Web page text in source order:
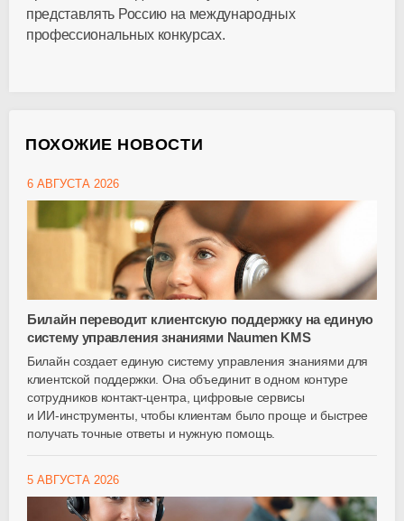
представлять Россию на международных
профессиональных конкурсах.
ПОХОЖИЕ НОВОСТИ
6 АВГУСТА 2026
Билайн переводит клиентскую поддержку на единую
систему управления знаниями Naumen KMS
Билайн создает единую систему управления знаниями для
клиентской поддержки. Она объединит в одном контуре
сотрудников контакт-центра , цифровые сервисы
и ИИ-инструменты , чтобы клиентам было проще и быстрее
получать точные ответы и нужную помощь.
5 АВГУСТА 2026